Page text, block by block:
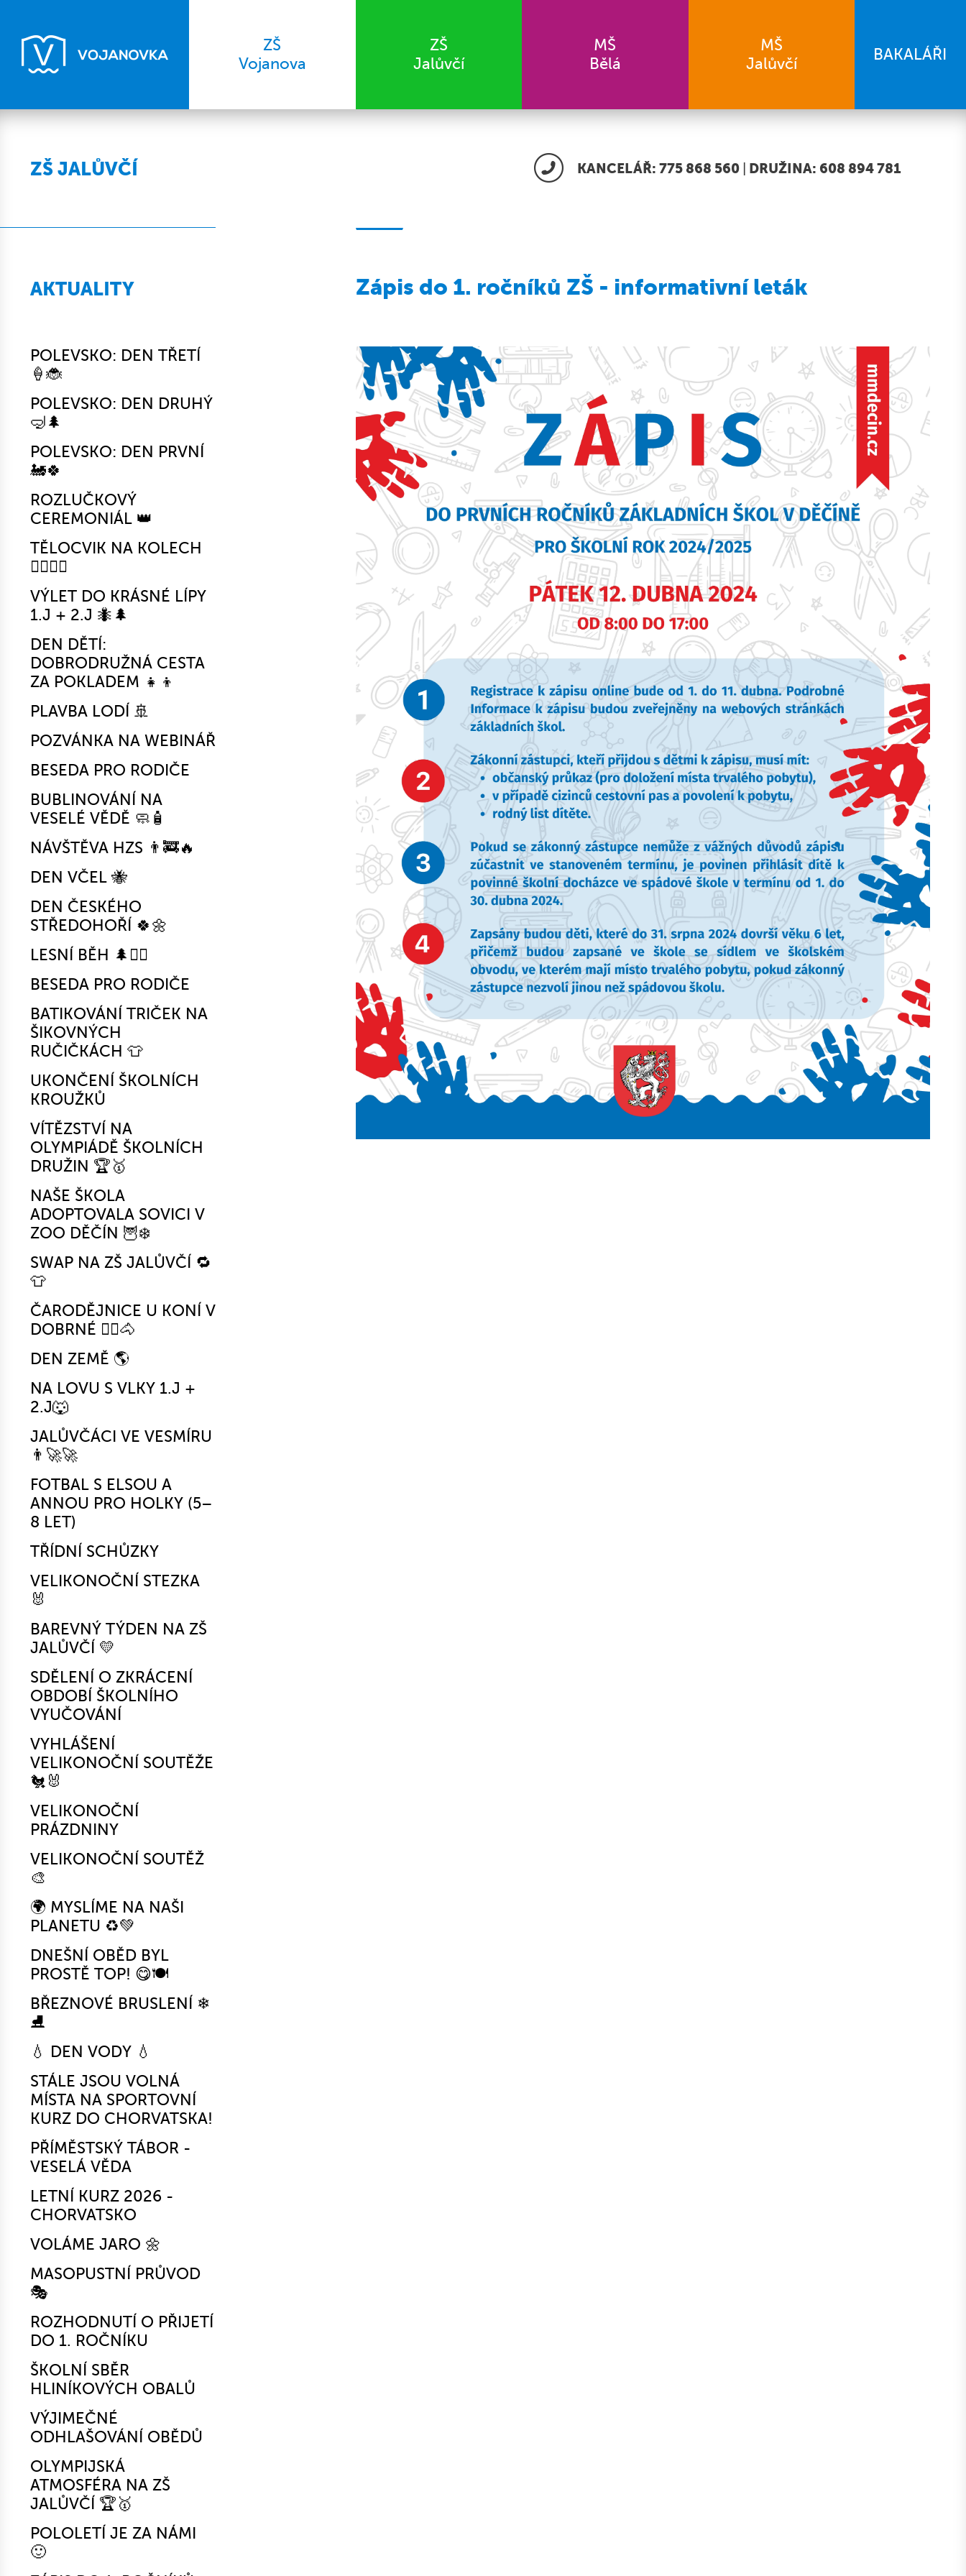
ZŠ
Vojanova
ZŠ
Jalůvčí
MŠ
Bělá
MŠ
Jalůvčí
BAKALÁŘI
ZŠ JALŮVČÍ
AKTUALITY
POLEVSKO: DEN TŘETÍ
🍦🐞
POLEVSKO: DEN DRUHÝ
🤿🌲
POLEVSKO: DEN PRVNÍ
🚂🍀
ROZLUČKOVÝ
CEREMONIÁL 👑
TĚLOCVIK NA KOLECH
🚴‍♀️🤸‍♂️
VÝLET DO KRÁSNÉ LÍPY
1.J + 2.J 🐜🌲
DEN DĚTÍ:
DOBRODRUŽNÁ CESTA
ZA POKLADEM 👧👦
PLAVBA LODÍ 🚢
POZVÁNKA NA WEBINÁŘ
BESEDA PRO RODIČE
BUBLINOVÁNÍ NA
VESELÉ VĚDĚ 🧼🧴
NÁVŠTĚVA HZS 👨‍🚒🔥
DEN VČEL 🐝
DEN ČESKÉHO
STŘEDOHOŘÍ 🍀🌼
LESNÍ BĚH 🌲🏃‍♀️
BESEDA PRO RODIČE
BATIKOVÁNÍ TRIČEK NA
ŠIKOVNÝCH
RUČIČKÁCH 👕
UKONČENÍ ŠKOLNÍCH
KROUŽKŮ
VÍTĚZSTVÍ NA
OLYMPIÁDĚ ŠKOLNÍCH
DRUŽIN 🏆🥇
NAŠE ŠKOLA
ADOPTOVALA SOVICI V
ZOO DĚČÍN 🦉❄️
SWAP NA ZŠ JALŮVČÍ 🔁
👕
ČARODĚJNICE U KONÍ V
DOBRNÉ 🧙‍♀️🐴
DEN ZEMĚ 🌎
NA LOVU S VLKY 1.J +
2.J🐺
JALŮVČÁCI VE VESMÍRU
👨‍🚀🚀
FOTBAL S ELSOU A
ANNOU PRO HOLKY (5–
8 LET)
TŘÍDNÍ SCHŮZKY
VELIKONOČNÍ STEZKA
🐰
BAREVNÝ TÝDEN NA ZŠ
JALŮVČÍ 💛
SDĚLENÍ O ZKRÁCENÍ
OBDOBÍ ŠKOLNÍHO
VYUČOVÁNÍ
VYHLÁŠENÍ
VELIKONOČNÍ SOUTĚŽE
🐔🐰
VELIKONOČNÍ
PRÁZDNINY
VELIKONOČNÍ SOUTĚŽ
🎨
🌍 MYSLÍME NA NAŠI
PLANETU ♻️💚
DNEŠNÍ OBĚD BYL
PROSTĚ TOP! 😋🍽️
BŘEZNOVÉ BRUSLENÍ ❄
⛸
💧 DEN VODY 💧
STÁLE JSOU VOLNÁ
MÍSTA NA SPORTOVNÍ
KURZ DO CHORVATSKA!
PŘÍMĚSTSKÝ TÁBOR -
VESELÁ VĚDA
LETNÍ KURZ 2026 -
CHORVATSKO
VOLÁME JARO 🌼
MASOPUSTNÍ PRŮVOD
🎭
ROZHODNUTÍ O PŘIJETÍ
DO 1. ROČNÍKU
ŠKOLNÍ SBĚR
HLINÍKOVÝCH OBALŮ
VÝJIMEČNÉ
ODHLAŠOVÁNÍ OBĚDŮ
OLYMPIJSKÁ
ATMOSFÉRA NA ZŠ
JALŮVČÍ 🏆🥇
POLOLETÍ JE ZA NÁMI
🙂
KANCELÁŘ: 775 868 560 DRUŽINA: 608 894 781
Zápis do 1. ročníků ZŠ - informativní leták